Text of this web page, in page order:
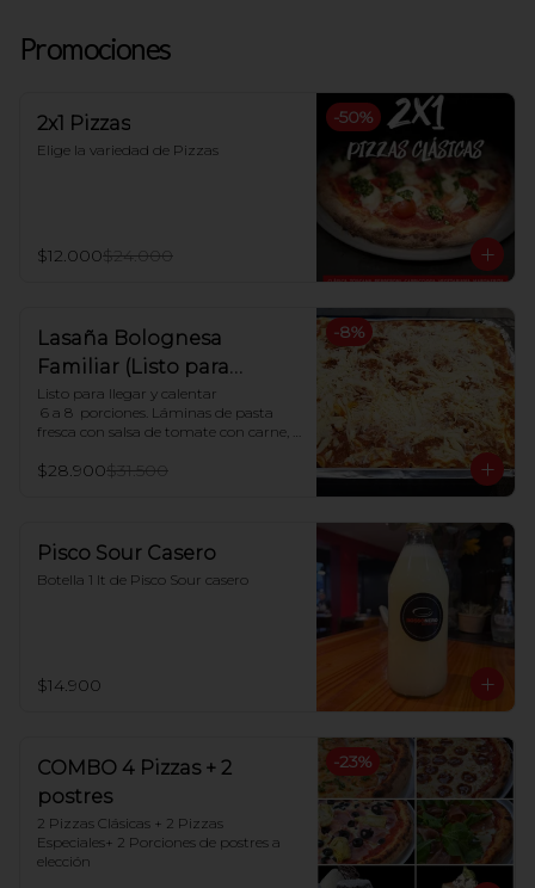
Promociones
-50%
2x1 Pizzas
Elige la variedad de Pizzas
$12.000$24.000
-8%
Lasaña Bolognesa
Familiar (Listo para
hornear en casa)
Listo para llegar y calentar
6 a 8  porciones. Láminas de pasta
fresca con salsa de tomate con carne,
minutos.
$28.900$31.500
Pisco Sour Casero
Botella 1 lt de Pisco Sour casero
$14.900
-23%
COMBO 4 Pizzas + 2
postres
2 Pizzas Clásicas + 2 Pizzas
Especiales+ 2 Porciones de postres a
elección